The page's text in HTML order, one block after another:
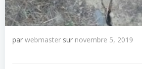
par webmaster sur novembre 5, 2019